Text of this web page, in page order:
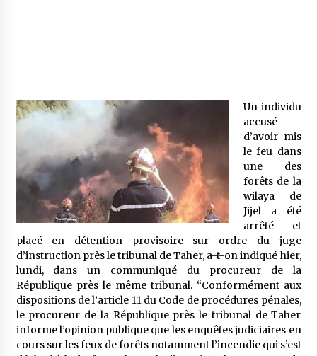
5 ans ago
Le bouc de l’Au-delà
5 ans ago
Le monstrueux vieillard (Un récit du Sud
algérien)
5 ans ago
Rencontre nocturne dans le désert (Un conte
touareg)
5 ans ago
Un individu
accusé
d’avoir mis
le feu dans
une des
forêts de la
wilaya de
Jijel a été
arrêté et
placé en détention provisoire sur ordre du juge
d’instruction près le tribunal de Taher, a-t-on indiqué hier,
lundi, dans un communiqué du procureur de la
République près le même tribunal. “Conformément aux
dispositions de l’article 11 du Code de procédures pénales,
le procureur de la République près le tribunal de Taher
informe l’opinion publique que les enquêtes judiciaires en
cours sur les feux de forêts notamment l’incendie qui s’est